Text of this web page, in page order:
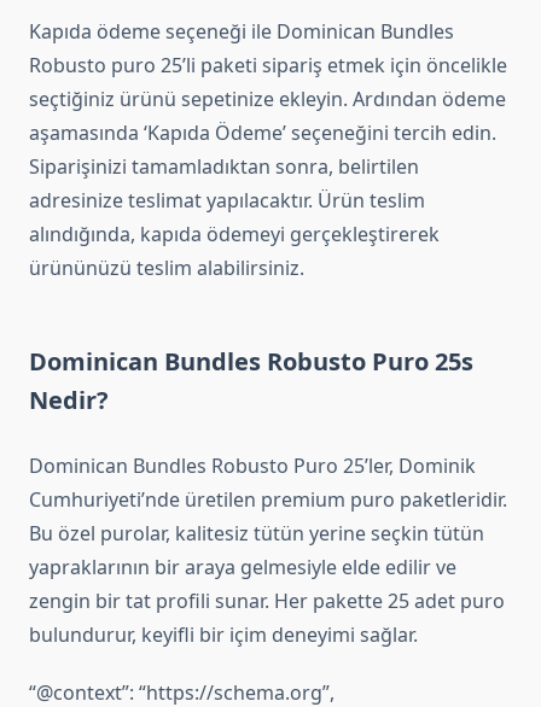
Kapıda ödeme seçeneği ile Dominican Bundles
Robusto puro 25’li paketi sipariş etmek için öncelikle
seçtiğiniz ürünü sepetinize ekleyin. Ardından ödeme
aşamasında ‘Kapıda Ödeme’ seçeneğini tercih edin.
Siparişinizi tamamladıktan sonra, belirtilen
adresinize teslimat yapılacaktır. Ürün teslim
alındığında, kapıda ödemeyi gerçekleştirerek
ürününüzü teslim alabilirsiniz.
Dominican Bundles Robusto Puro 25s
Nedir?
Dominican Bundles Robusto Puro 25’ler, Dominik
Cumhuriyeti’nde üretilen premium puro paketleridir.
Bu özel purolar, kalitesiz tütün yerine seçkin tütün
yapraklarının bir araya gelmesiyle elde edilir ve
zengin bir tat profili sunar. Her pakette 25 adet puro
bulundurur, keyifli bir içim deneyimi sağlar.
“@context”: “https://schema.org”,